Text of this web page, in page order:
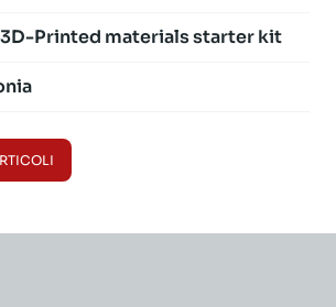
Printed materials starter kit